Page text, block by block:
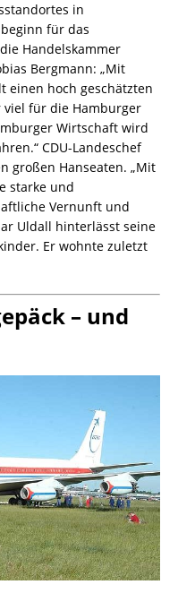
in
für das
Handelskammer
Bergmann: „Mit
einen hoch geschätzten
viel für die Hamburger
Wirtschaft wird
CDU-Landeschef
großen Hanseaten. „Mit
starke und
Vernunft und
Uldall hinterlässt seine
Er wohnte zuletzt
– und